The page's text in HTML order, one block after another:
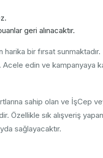
geri alınacaktır.
bir fırsat
edin ve kampanyaya
sahip olan ve İşCep
Özellikle sık alışveriş
sağlayacaktır.